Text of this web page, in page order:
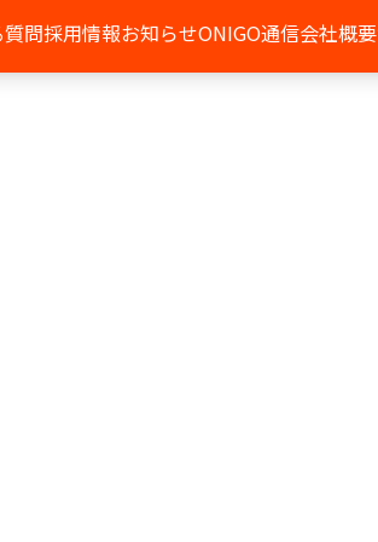
問採用情報お知らせONIGO通信会社概要